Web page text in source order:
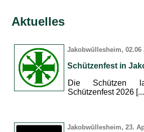
Aktuelles
Jakobwüllesheim, 02.06
Schützenfest in
Die Schützen
Schützenfest 2026
Jakobwüllesheim, 23.